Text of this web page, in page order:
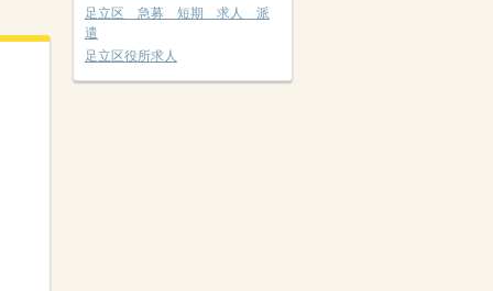
足立区 急募 短期 求人 派
遣
足立区役所求人